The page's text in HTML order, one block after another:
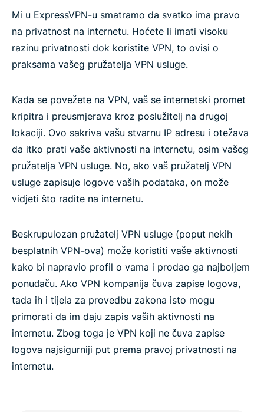
Mi u ExpressVPN-u smatramo da svatko ima pravo
na privatnost na internetu. Hoćete li imati visoku
razinu privatnosti dok koristite VPN, to ovisi o
praksama vašeg pružatelja VPN usluge.
Kada se povežete na VPN, vaš se internetski promet
kripitra i preusmjerava kroz poslužitelj na drugoj
lokaciji. Ovo sakriva vašu stvarnu IP adresu i otežava
da itko prati vaše aktivnosti na internetu, osim vašeg
pružatelja VPN usluge. No, ako vaš pružatelj VPN
usluge zapisuje logove vaših podataka, on može
vidjeti što radite na internetu.
Beskrupulozan pružatelj VPN usluge (poput nekih
besplatnih VPN-ova) može koristiti vaše aktivnosti
kako bi napravio profil o vama i prodao ga najboljem
ponuđaču. Ako VPN kompanija čuva zapise logova,
tada ih i tijela za provedbu zakona isto mogu
primorati da im daju zapis vaših aktivnosti na
internetu. Zbog toga je VPN koji ne čuva zapise
logova najsigurniji put prema pravoj privatnosti na
internetu.